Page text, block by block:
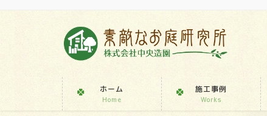
ホーム
Home
施工事例
Works